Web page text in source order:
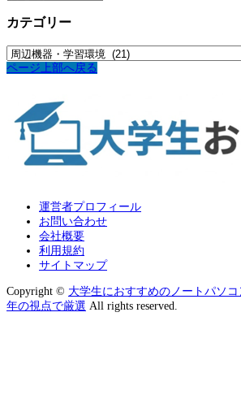
カ
ブ
カテゴリー
カ
テ
ページ上部へ戻る
運営者プロフィール
お問い合わせ
会社概要
利用規約
サイトマップ
Copyright © 大学生におすすめのノートパソ
年の視点で厳選 All rights reserved.